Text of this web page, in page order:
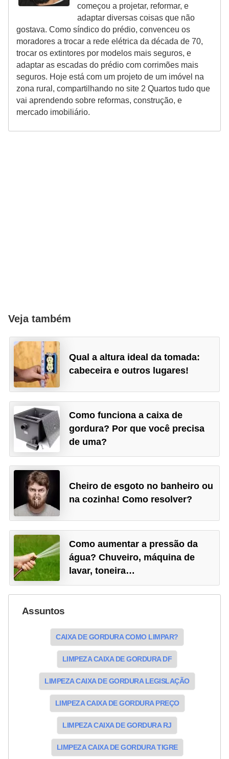
começou a projetar, reformar, e
adaptar diversas coisas que não
gostava. Como síndico do prédio, convenceu os
moradores a trocar a rede elétrica da década de 70,
trocar os extintores por modelos mais seguros, e
adaptar as escadas do prédio com corrimões mais
seguros. Hoje está com um projeto de um imóvel na
zona rural, compartilhando no site 2 Quartos tudo que
vai aprendendo sobre reformas, construção, e
mercado imobiliário.
Veja também
Qual a altura ideal da tomada:
cabeceira e outros lugares!
Como funciona a caixa de
gordura? Por que você precisa
de uma?
Cheiro de esgoto no banheiro ou
na cozinha! Como resolver?
Como aumentar a pressão da
água? Chuveiro, máquina de
lavar, toneira…
Assuntos
CAIXA DE GORDURA COMO LIMPAR?
LIMPEZA CAIXA DE GORDURA DF
LIMPEZA CAIXA DE GORDURA LEGISLAÇÃO
LIMPEZA CAIXA DE GORDURA PREÇO
LIMPEZA CAIXA DE GORDURA RJ
LIMPEZA CAIXA DE GORDURA TIGRE